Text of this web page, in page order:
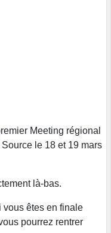
2017
Meeting régional
le 18 et 19 mars
là-bas.
vous êtes en finale
pourrez rentrer